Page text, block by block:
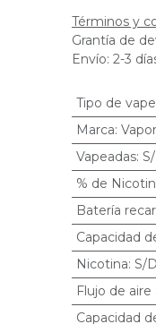
Términos y
Grantía de
Envío: 2-3
Tipo de vape
Marca:
Vapeadas:
% de
Batería
Capacidad
Nicotina: S/D
Flujo de aire
Capacidad